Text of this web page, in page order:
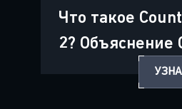
Что такое
2? Объяснение